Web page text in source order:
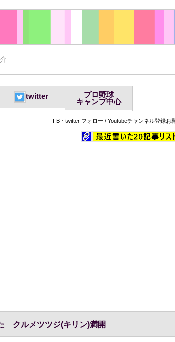
twitter
プロ野球
キャンプ中心
FB・twitter フォロー / Youtubeチャンネル登録お
クルメツツジ(キリン)満開